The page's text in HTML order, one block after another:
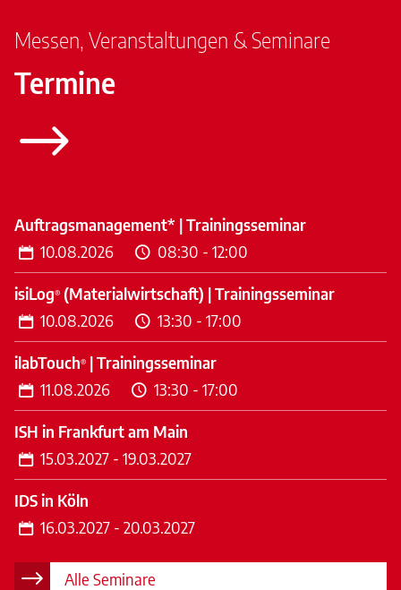
Messen, Veranstaltungen & Seminare
Termine
Auftragsmanagement* | Trainingsseminar
10.08.2026
08:30 - 12:00
isiLog® (Materialwirtschaft) | Trainingsseminar
10.08.2026
13:30 - 17:00
ilabTouch® | Trainingsseminar
11.08.2026
13:30 - 17:00
ISH in Frankfurt am Main
15.03.2027 - 19.03.2027
IDS in Köln
16.03.2027 - 20.03.2027
Alle Seminare